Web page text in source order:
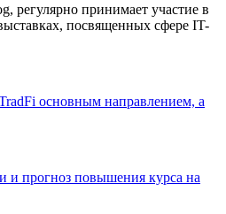
регулярно принимает участие в
посвященных сфере IT-
основным направлением, а
и прогноз повышения курса на